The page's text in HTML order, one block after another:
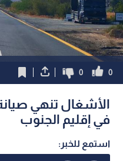
0
0
في إقليم الجنوب
استمع للخبر: